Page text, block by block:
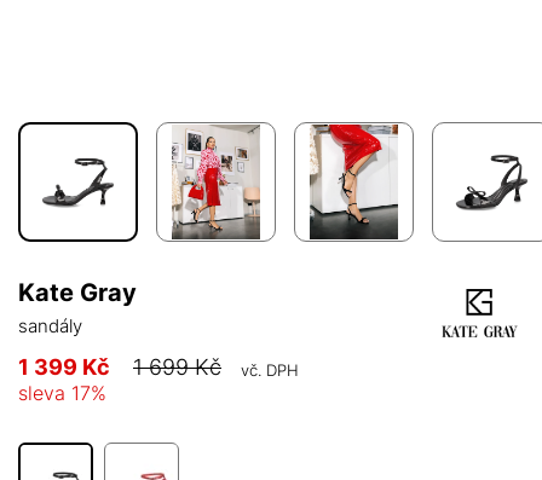
Kate Gray
sandály
1 399 Kč 1 699 Kč vč. DPH
sleva 17%